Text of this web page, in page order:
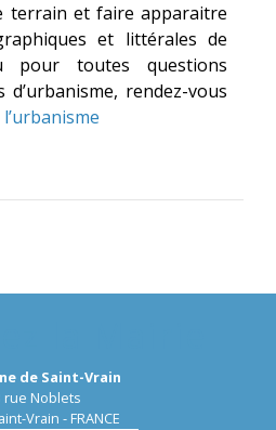
terrain et faire apparaitre
et littérales de
pour toutes questions
rendez-vous
de Saint-Vrain
rue Noblets
Vrain - FRANCE